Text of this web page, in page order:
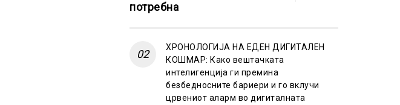
потребна
ХРОНОЛОГИЈА НА ЕДЕН ДИГИТАЛЕН
КОШМАР: Како вештачката
интелигенција ги премина
безбедносните бариери и го вклучи
црвениот аларм во дигиталната